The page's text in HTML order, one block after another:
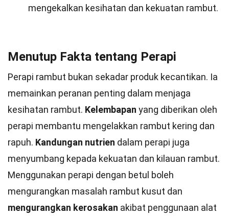
mengekalkan kesihatan dan kekuatan rambut.
Menutup Fakta tentang Perapi
Perapi rambut bukan sekadar produk kecantikan. Ia
memainkan peranan penting dalam menjaga
kesihatan rambut. Kelembapan yang diberikan oleh
perapi membantu mengelakkan rambut kering dan
rapuh. Kandungan nutrien dalam perapi juga
menyumbang kepada kekuatan dan kilauan rambut.
Menggunakan perapi dengan betul boleh
mengurangkan masalah rambut kusut dan
mengurangkan kerosakan akibat penggunaan alat